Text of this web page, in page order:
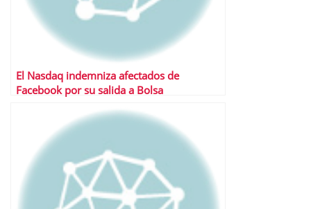
El Nasdaq indemniza afectados de
Facebook por su salida a Bolsa